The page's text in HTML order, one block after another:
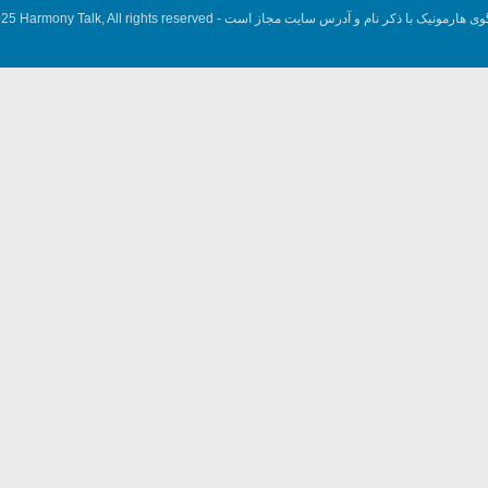
هارمونیک با ذکر نام و آدرس سایت مجاز است - Harmony Talk, All rights reserved.